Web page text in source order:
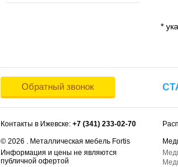
*
Обратный звонок
Контакты в Ижевске: +7 (341) 233-02-70
© 2026 . Металлическая мебель Fortis
Информация и цены не являются
публичной офертой